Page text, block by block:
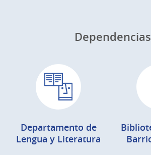
Dependencias
Departamento de
Lengua y Literatura